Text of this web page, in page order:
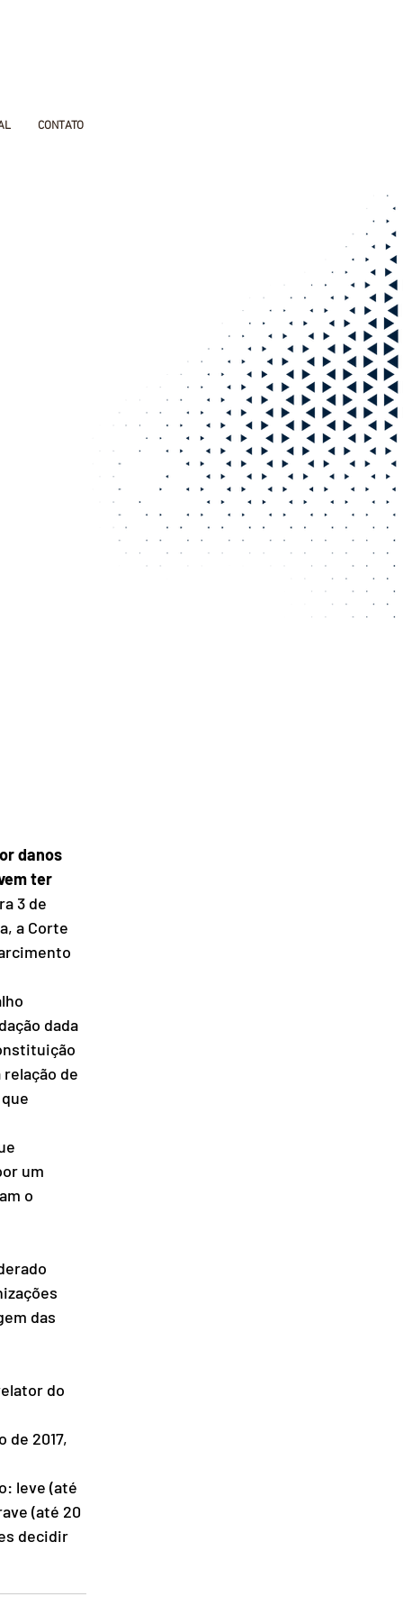
CONTATO
danos
ter
3 de
a Corte
dada
de
um
o
das
do
de 2017,
leve (até
(até 20
decidir